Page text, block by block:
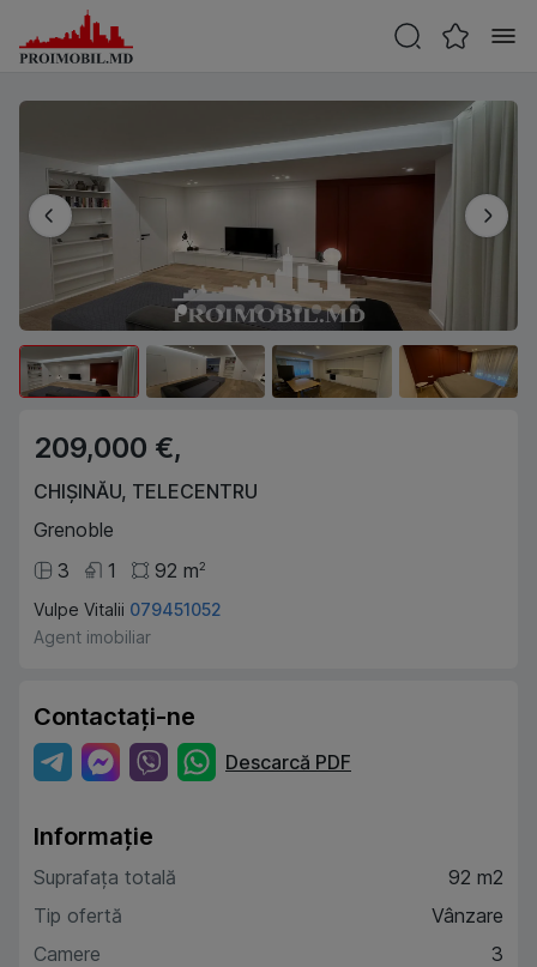
209,000 €,
CHIȘINĂU, TELECENTRU
Grenoble
3
1 92 m2
Vulpe Vitalii 079451052
Agent imobiliar
Contactați-ne
Descarcă PDF
Informație
Suprafața totală
92 m2
Tip ofertă
Vânzare
Camere
3